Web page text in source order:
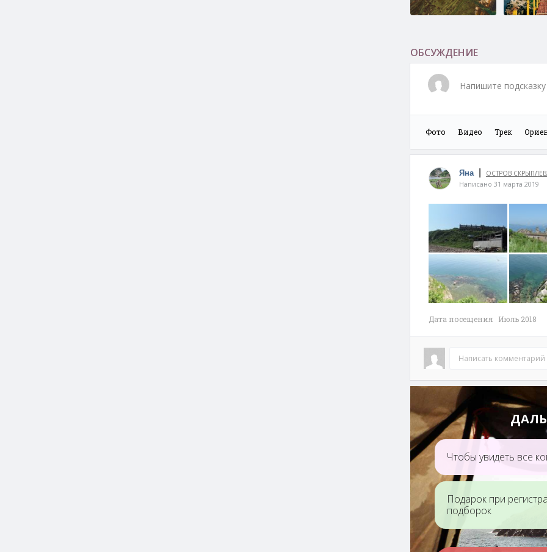
Скала Роза Ветров
Форт №3.
Форт №1. Царя
Михаила
Фёдоровича
Форт
Великого
Береговая батарея
№ XVII (369)
(Великокняжеская)
Бухта
Сопка Комарова Бухта
ОБСУЖДЕНИЕ
Напишите
Фото Видео Трек
Яна ОСТРОВ
Написано 31 марта 2019
Дата посещения Июль 2018
Написать комментарий
Чтобы увидеть все
Подарок при
подборок